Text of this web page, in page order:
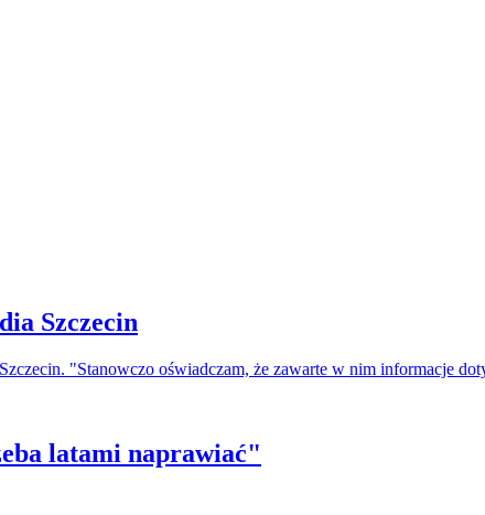
Szczecin
"Stanowczo oświadczam, że zawarte w nim informacje
latami naprawiać"